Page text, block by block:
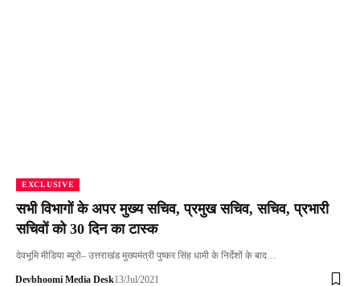
EXCLUSIVE
सभी विभागों के अपर मुख्य सचिव, प्रमुख सचिव, सचिव, प्रभारी
सचिवों को 30 दिन का टास्क
देवभूमि मीडिया ब्यूरो– उत्तराखंड मुख्यमंत्री पुष्कर सिंह धामी के निर्देशों के बाद…
Devbhoomi Media Desk13/Jul/2021